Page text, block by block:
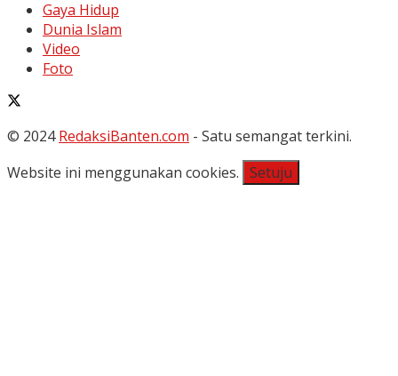
Gaya Hidup
Dunia Islam
Video
Foto
© 2024RedaksiBanten.com - Satu semangat terkini.
Website ini menggunakan cookies. Setuju